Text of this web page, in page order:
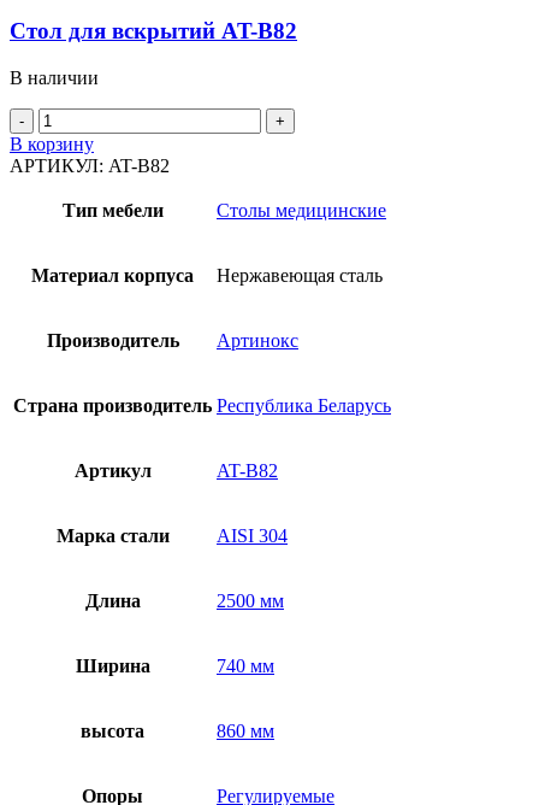
Стол для вскрытий AT-B82
В наличии
Количество
товара
Стол
вскрытий
В корзину
АРТИКУЛ: AT-B82
Тип мебели Столы медицинские
Материал корпуса Нержавеющая сталь
Производитель Артинокс
Страна производитель Республика Беларусь
Артикул AT-B82
Марка стали AISI 304
Длина 2500 мм
Ширина 740 мм
высота 860 мм
Опоры Регулируемые